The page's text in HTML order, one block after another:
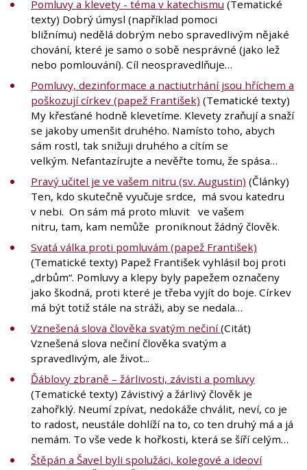
Pomluvy a klevety - téma v katechismu (Tematické
texty) Dobrý úmysl (například pomoci
bližnímu) nedělá dobrým nebo spravedlivým nějaké
chování, které je samo o sobě nesprávné (jako lež
nebo pomlouvání). Cíl neospravedlňuje…
Pomluvy, dezinformace a nactiutrhání jsou hříchem a
poškozují církev (papež František) (Tematické texty)
My křesťané hodně klevetíme. Klevety zraňují a snaží
se jakoby umenšit druhého. Namísto toho, abych
sám rostl, tak snižuji druhého a cítím se
velkým. Nefantazírujte a nevěřte tomu, že spása…
Pravý učitel je ve vašem nitru (sv. Augustin) (Články)
Ten, kdo skutečně vyučuje srdce, má svou katedru
v nebi. On sám má proto mluvit ve vašem
nitru, tam, kam nemůže proniknout žádný člověk.
Svatá válka proti pomluvám (papež František)
(Tematické texty) Papež František vyhlásil boj proti
„drbům“. Pomluvy a klepy byly papežem označeny
jako škodná, proti které je třeba vyjít do boje. Církev
má být totiž stále na stráži, aby se nedala…
Vznešená slova člověka svatým nečiní(Citát)
Vznešená slova nečiní člověka svatým a
spravedlivým, ale život...
Ďáblovy zbraně – žárlivosti, závisti a pomluvy
(Tematické texty) Závistivý a žárlivý člověk je
zahořklý. Neumí zpívat, nedokáže chválit, neví, co je
to radost, neustále dohlíží na to, co ten druhý má a já
nemám. To vše vede k hořkosti, která se šíří celým…
Štěpán a Šavel byli spolužáci, kolegové a ideoví